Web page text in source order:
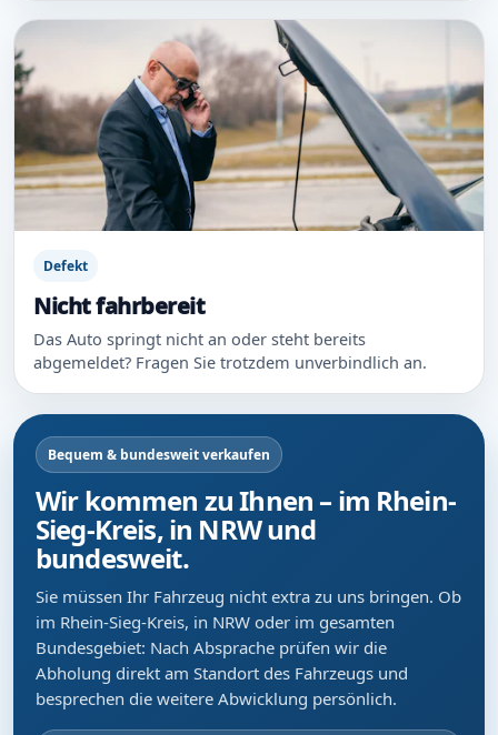
Defekt
Nicht fahrbereit
Das Auto springt nicht an oder steht bereits
abgemeldet? Fragen Sie trotzdem unverbindlich an.
Bequem & bundesweit verkaufen
Wir kommen zu Ihnen – im Rhein-
Sieg-Kreis, in NRW und
bundesweit.
Sie müssen Ihr Fahrzeug nicht extra zu uns bringen. Ob
im Rhein-Sieg-Kreis, in NRW oder im gesamten
Bundesgebiet: Nach Absprache prüfen wir die
Abholung direkt am Standort des Fahrzeugs und
besprechen die weitere Abwicklung persönlich.